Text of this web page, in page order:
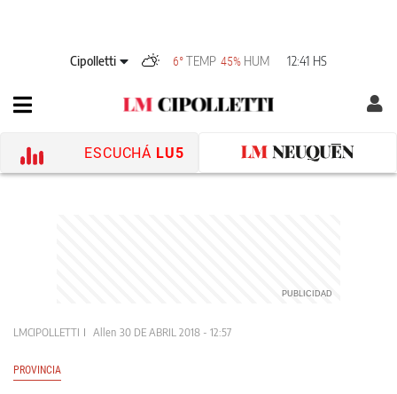
Cipolletti 6°TEMP 45% HUM 12:41 HS
ESCUCHÁ LU5
LMCIPOLLETTI Allen 30 DE ABRIL 2018 - 12:57
PROVINCIA